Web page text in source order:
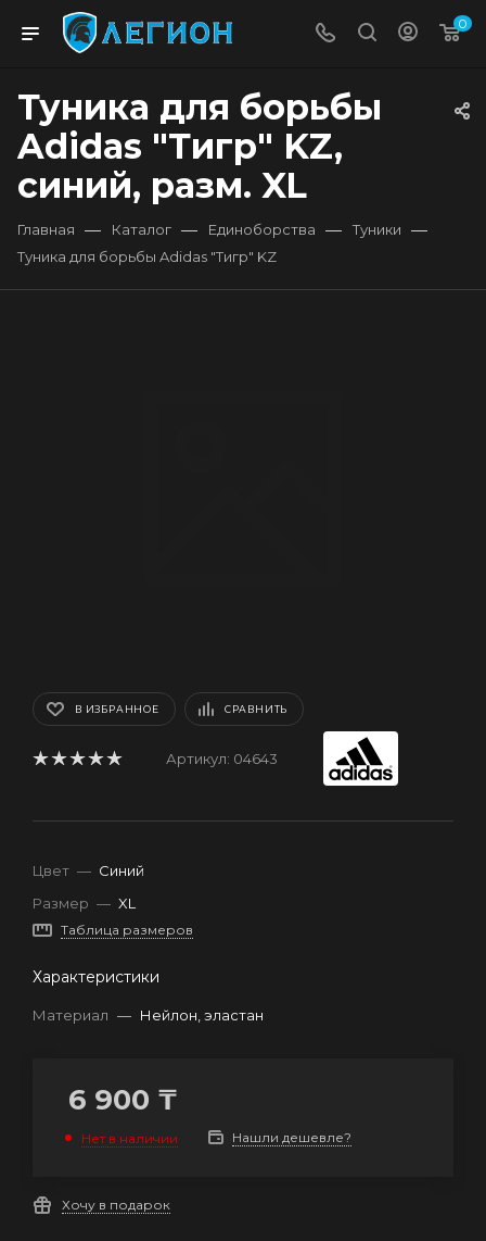
0
Туника для борьбы
Adidas "Тигр" KZ,
синий, разм. XL
Главная — Каталог — Единоборства — Туники —
Туника для борьбы Adidas "Тигр" KZ
В ИЗБРАННОЕ СРАВНИТЬ
Артикул: 04643
Цвет — Синий
Размер — XL
Таблица размеров
Характеристики
Материал — Нейлон, эластан
6 900 ₸
Нет в наличии Нашли дешевле?
Хочу в подарок